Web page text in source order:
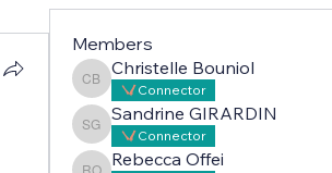
Members
Christelle Bouniol
Christelle Bouniol
Connector
Sandrine GIRARDIN
Sandrine GIRARDIN
Connector
Rebecca Offei